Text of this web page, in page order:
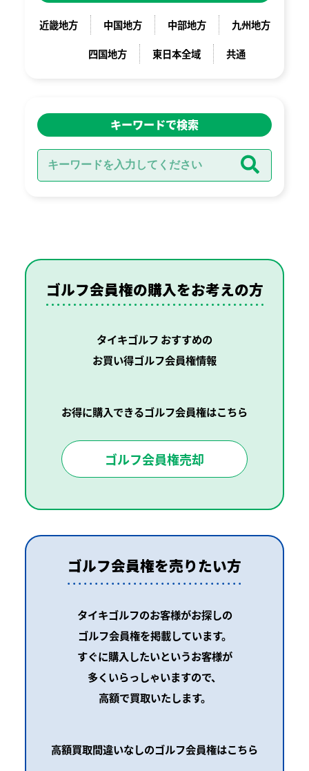
近畿地方 中国地方 中部地方
九州地方
四国地方
東日本全域 共通
キーワードで検索
ゴルフ会員権の購入をお考えの方
タイキゴルフ おすすめの
お買い得ゴルフ会員権情報
お得に購入できるゴルフ会員権はこちら
ゴルフ会員権売却
ゴルフ会員権を売りたい方
タイキゴルフのお客様がお探しの
ゴルフ会員権を掲載しています。
すぐに購入したいというお客様が
多くいらっしゃいますので、
高額で買取いたします。
高額買取間違いなしのゴルフ会員権はこちら